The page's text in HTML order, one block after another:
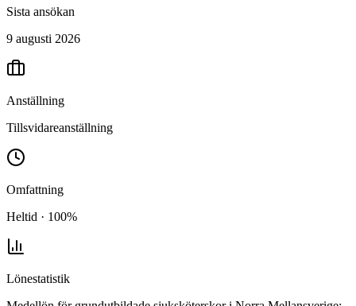
Sista ansökan
9 augusti 2026
Anställning
Tillsvidareanställning
Omfattning
Heltid · 100%
Lönestatistik